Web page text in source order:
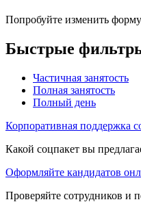
Попробуйте изменить
Быстрые
Частичная занятость
Полная занятость
Полный день
Корпоративная поддержка
Какой соцпакет вы
Оформляйте кандидатов
Проверяйте сотрудников и